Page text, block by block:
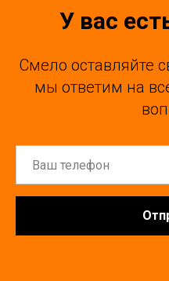
У вас
Смело оставляйте
мы ответим на